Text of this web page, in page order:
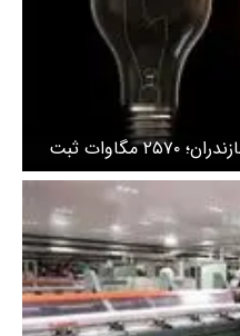
اوج‌گیری مصرف برق در گرمای مازندران؛ ۲۵۷۰ مگاوات ثبت